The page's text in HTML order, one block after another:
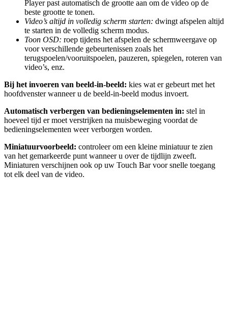
Player past automatisch de grootte aan om de video op de
beste grootte te tonen.
Video’s altijd in volledig scherm starten: dwingt afspelen altijd
te starten in de volledig scherm modus.
Toon OSD: roep tijdens het afspelen de schermweergave op
voor verschillende gebeurtenissen zoals het
terugspoelen/vooruitspoelen, pauzeren, spiegelen, roteren van
video’s, enz.
Bij het invoeren van beeld-in-beeld: kies wat er gebeurt met het
hoofdvenster wanneer u de beeld-in-beeld modus invoert.
Automatisch verbergen van bedieningselementen in: stel in
hoeveel tijd er moet verstrijken na muisbeweging voordat de
bedieningselementen weer verborgen worden.
Miniatuurvoorbeeld: controleer om een kleine miniatuur te zien
van het gemarkeerde punt wanneer u over de tijdlijn zweeft.
Miniaturen verschijnen ook op uw Touch Bar voor snelle toegang
tot elk deel van de video.